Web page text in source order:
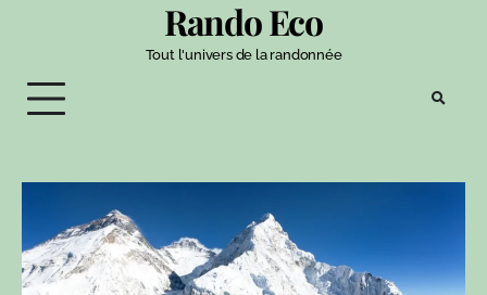
Rando Eco
Tout l'univers de la randonnée